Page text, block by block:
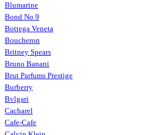
Blumarine
Bond No 9
Bottega Veneta
Boucheron
Britney Spears
Bruno Banani
Brut Parfums Prestige
Burberry
Bvlgari
Cacharel
Cafe-Cafe